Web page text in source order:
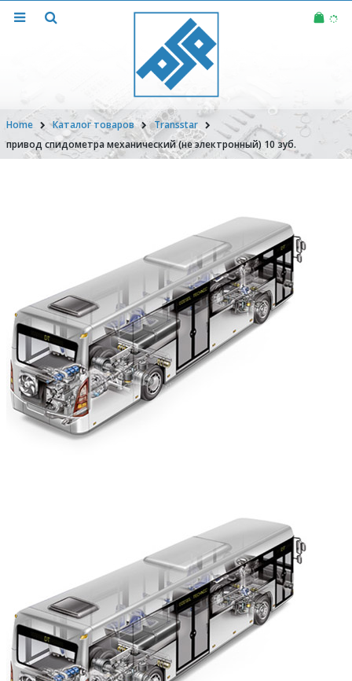
Home Каталог товаров
Transstar
привод спидометра механический (не электронный) 10 зуб.